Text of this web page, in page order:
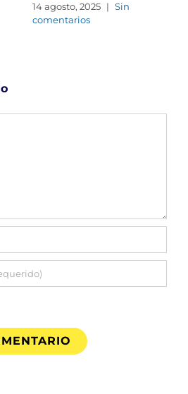
14 agosto, 2025 | Sin
comentarios